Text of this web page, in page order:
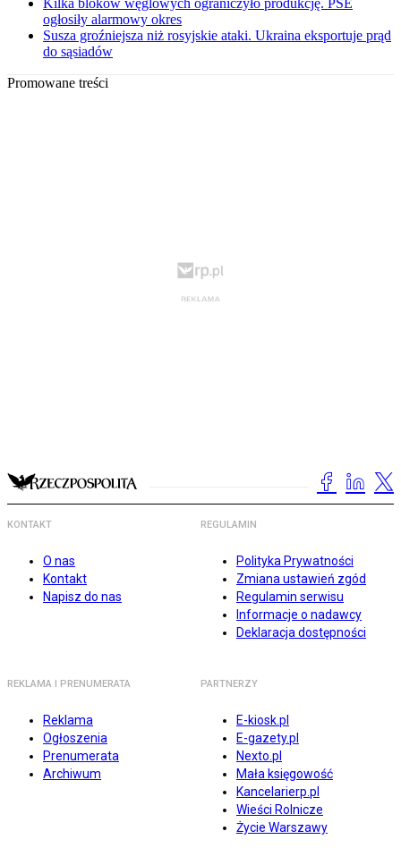
Kilka bloków węglowych ograniczyło produkcję. PSE
ogłosiły alarmowy okres
Susza groźniejsza niż rosyjskie ataki. Ukraina eksportuje prąd
do sąsiadów
Promowane treści
KONTAKT
O nas
Kontakt
Napisz do nas
REGULAMIN
Polityka Prywatności
Zmiana ustawień zgód
Regulamin serwisu
Informacje o nadawcy
Deklaracja dostępności
REKLAMA I PRENUMERATA
Reklama
Ogłoszenia
Prenumerata
Archiwum
PARTNERZY
E-kiosk.pl
E-gazety.pl
Nexto.pl
Mała księgowość
Kancelarierp.pl
Wieści Rolnicze
Życie Warszawy